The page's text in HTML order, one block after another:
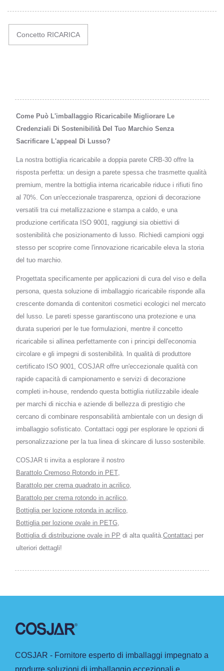
Concetto RICARICA
Come Può L'imballaggio Ricaricabile Migliorare Le
Credenziali Di Sostenibilità Del Tuo Marchio Senza
Sacrificare L'appeal Di Lusso?
La nostra bottiglia ricaricabile a doppia parete CRB-30 offre la
risposta perfetta: un design a parete spessa che trasmette qualità
premium, mentre la bottiglia interna ricaricabile riduce i rifiuti fino
al 70%. Con un'eccezionale trasparenza, opzioni di decorazione
versatili tra cui metallizzazione e stampa a caldo, e una
produzione certificata ISO 9001, raggiungi sia obiettivi di
sostenibilità che posizionamento di lusso. Richiedi campioni oggi
stesso per scoprire come l'innovazione ricaricabile eleva la storia
del tuo marchio.
Progettata specificamente per applicazioni di cura del viso e della
persona, questa soluzione di imballaggio ricaricabile risponde alla
crescente domanda di contenitori cosmetici ecologici nel mercato
del lusso. Le pareti spesse garantiscono una protezione e una
durata superiori per le tue formulazioni, mentre il concetto
ricaricabile si allinea perfettamente con i principi dell'economia
circolare e gli impegni di sostenibilità. In qualità di produttore
certificato ISO 9001, COSJAR offre un'eccezionale qualità con
rapide capacità di campionamento e servizi di decorazione
completi in-house, rendendo questa bottiglia riutilizzabile ideale
per marchi di nicchia e aziende di bellezza di prestigio che
cercano di combinare responsabilità ambientale con un design di
imballaggio sofisticato. Contattaci oggi per esplorare le opzioni di
personalizzazione per la tua linea di skincare di lusso sostenibile.
COSJAR ti invita a esplorare il nostro
Barattolo Cremoso Rotondo in PET,
Barattolo per crema quadrato in acrilico,
Barattolo per crema rotondo in acrilico,
Bottiglia per lozione rotonda in acrilico,
Bottiglia per lozione ovale in PETG,
Bottiglia di distribuzione ovale in PP di alta qualità.Contattaci per
ulteriori dettagli!
COSJAR - Fornitore esperto di imballaggi impegnato a
produrre soluzioni di imballaggio eccezionali e